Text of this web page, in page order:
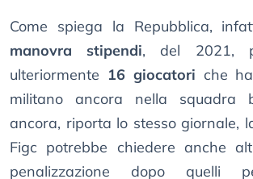
Come spiega la Repubblica,
manovra stipendi, del 2021,
ulteriormente 16 giocatori che
militano ancora nella squadra
ancora, riporta lo stesso giornale,
Figc potrebbe chiedere anche
penalizzazione dopo quelli